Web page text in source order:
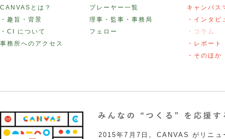
CANVASとは？
・趣旨・背景
・CI について
事務所へのアクセス
プレーヤー一覧
理事・監事・事務局
フェロー
キャンバス
・インタビ
・コラム
・レポート
・そのほか
2015年7月7日。CANVAS がリニュ